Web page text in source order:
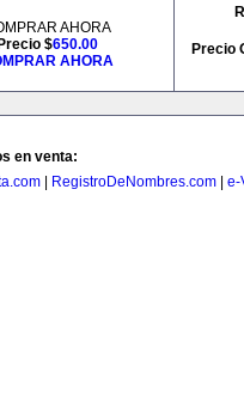
AHORA
Precio $650.00
AHORA
Precio
en venta:
RegistroDeNombres.com e-